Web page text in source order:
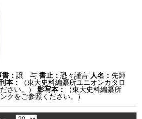
書：譲 与書止：恐々謹言 人名：先師
本：
（東大史料編纂所ユニオンカタロ
さい。）
影写本：
（東大史料編纂所
クをご参照ください。）